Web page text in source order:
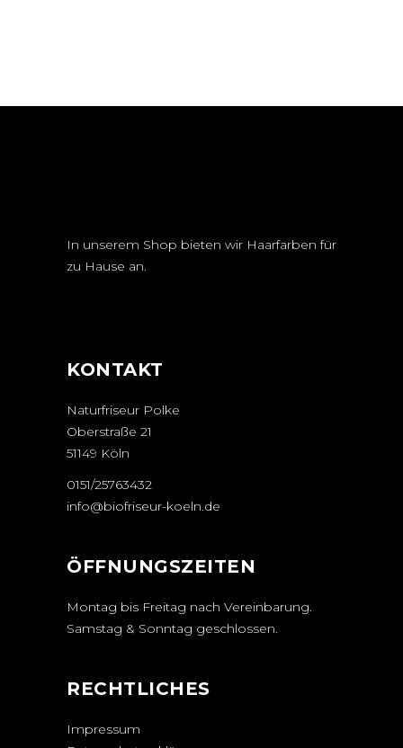
In unserem Shop bieten wir Haarfarben für
zu Hause an.
KONTAKT
Naturfriseur Polke
Oberstraße 21
51149 Köln
0151/25763432
info@biofriseur-koeln.de
ÖFFNUNGSZEITEN
Montag bis Freitag nach Vereinbarung.
Samstag & Sonntag geschlossen.
RECHTLICHES
Impressum